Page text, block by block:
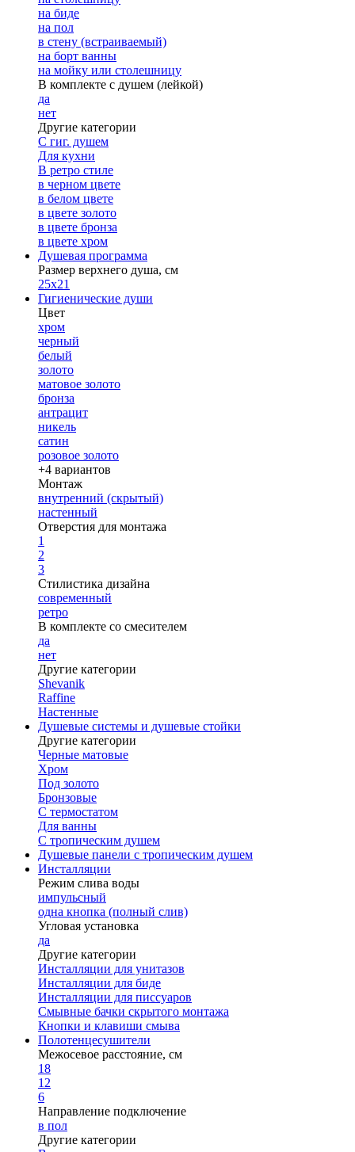
на биде
на пол
в стену (встраиваемый)
на борт ванны
на мойку или столешницу
В комплекте с душем (лейкой)
да
нет
Другие категории
С гиг. душем
Для кухни
В ретро стиле
в черном цвете
в белом цвете
в цвете золото
в цвете бронза
в цвете хром
Душевая программа
Размер верхнего душа, см
25х21
Гигиенические души
Цвет
хром
черный
белый
золото
матовое золото
бронза
антрацит
никель
сатин
розовое золото
+4 вариантов
Монтаж
внутренний (скрытый)
настенный
Отверстия для монтажа
1
2
3
Стилистика дизайна
современный
ретро
В комплекте со смесителем
да
нет
Другие категории
Shevanik
Raffine
Настенные
Душевые системы и душевые стойки
Другие категории
Черные матовые
Хром
Под золото
Бронзовые
С термостатом
Для ванны
С тропическим душем
Душевые панели с тропическим душем
Инсталляции
Режим слива воды
импульсный
одна кнопка (полный слив)
Угловая установка
да
Другие категории
Инсталляции для унитазов
Инсталляции для биде
Инсталляции для писсуаров
Смывные бачки скрытого монтажа
Кнопки и клавиши смыва
Полотенцесушители
Межосевое расстояние, см
18
12
6
Направление подключение
в пол
Другие категории